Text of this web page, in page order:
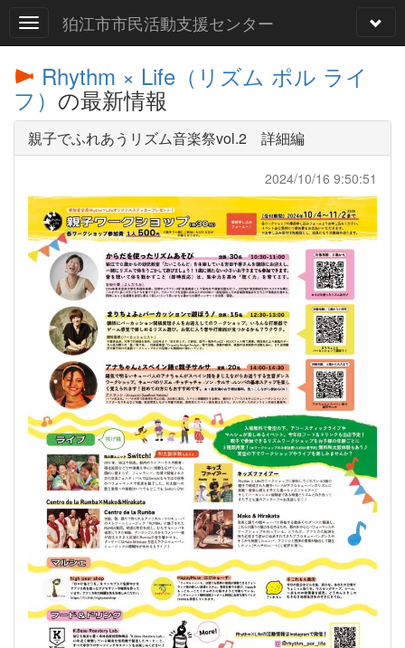
狛江市市民活動支援センター
Rhythm × Life（リズム ポル ライ
フ） の最新情報
親子でふれあうリズム音楽祭vol.2 詳細編
2024/10/16 9:50:51